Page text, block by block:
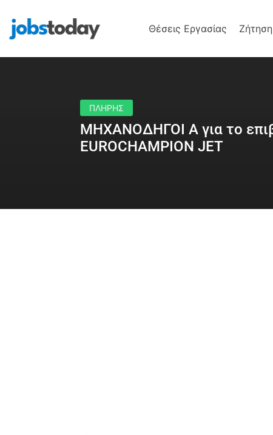
Θέσεις Εργασίας
ΠΛΗΡΗΣ
ΜΗΧΑΝΟΔΗΓΟΙ Α για το
EUROCHAMPION JET